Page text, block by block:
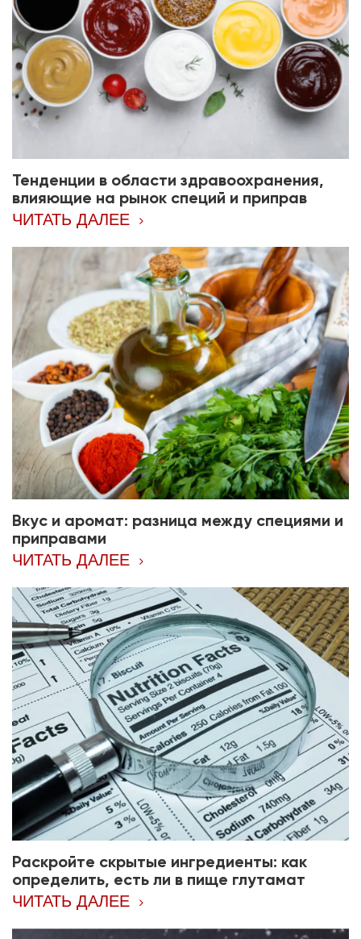
Тенденции в области здравоохранения,
влияющие на рынок специй и приправ
ЧИТАТЬ ДАЛЕЕ
Вкус и аромат: разница между специями и
приправами
ЧИТАТЬ ДАЛЕЕ
Раскройте скрытые ингредиенты: как
определить, есть ли в пище глутамат
натрия
ЧИТАТЬ ДАЛЕЕ